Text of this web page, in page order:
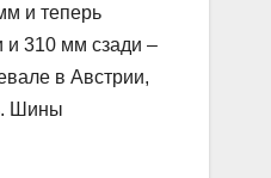
и теперь
и 310 мм сзади –
в Австрии,
Шины